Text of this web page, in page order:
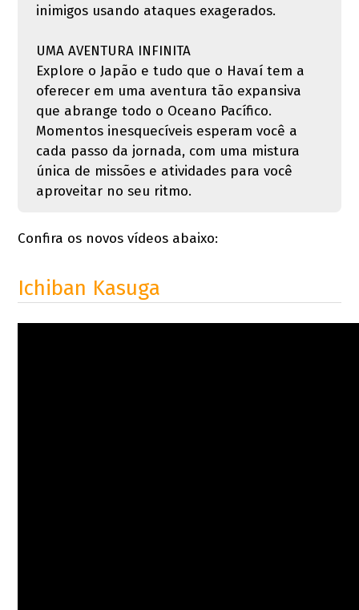
inimigos usando ataques exagerados.
UMA AVENTURA INFINITA
Explore o Japão e tudo que o Havaí tem a
oferecer em uma aventura tão expansiva
que abrange todo o Oceano Pacífico.
Momentos inesquecíveis esperam você a
cada passo da jornada, com uma mistura
única de missões e atividades para você
aproveitar no seu ritmo.
Confira os novos vídeos abaixo:
Ichiban Kasuga